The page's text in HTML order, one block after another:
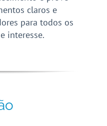
claros e
para todos os
interesse.